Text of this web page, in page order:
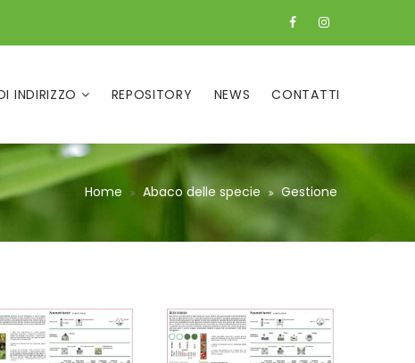
INDIRIZZO REPOSITORY NEWS CONTATTI
Home Abaco delle specie Gestione